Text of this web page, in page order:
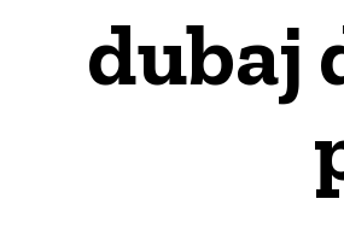
dubaj